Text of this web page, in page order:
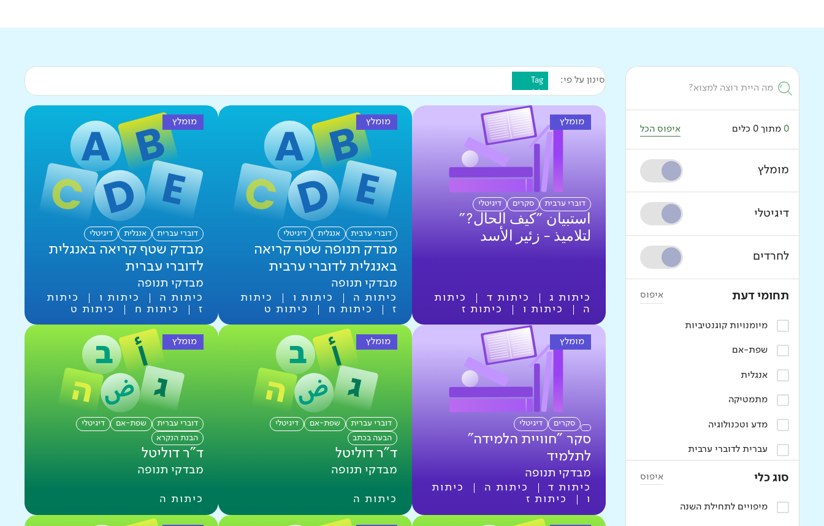
0 מתוך 0 כלים איפוס הכל
מומלץ
דיגיטלי
לחרדים
תחומי דעת איפוס
מיומנויות קוגנטיביות
שפת-אם
אנגלית
מתמטיקה
מדע וטכנולוגיה
עברית לדוברי ערבית
סקרים
סוג כלי איפוס
מיפויים לתחילת השנה
סינון על פי: Tag
דוברי ערבית סקרים דיגיטלי
استبيان "كيف الحال?"
لتلاميذ - زئير الأسد
כיתות ג כיתות ד
כיתות
ה
כיתות ו כיתות ז
מומלץ
דוברי ערבית אנגלית דיגיטלי
מבדק תנופה שטף קריאה
באנגלית לדוברי ערבית
מבדקי תנופה
כיתות ה כיתות ו
כיתות
ז
כיתות ח כיתות ט
מומלץ
דוברי עברית אנגלית דיגיטלי
מבדק שטף קריאה באנגלית
לדוברי עברית
מבדקי תנופה
כיתות ה כיתות ו
כיתות
ז
כיתות ח כיתות ט
מומלץ
סקרים דיגיטלי
סקר "חוויית הלמידה"
לתלמיד
מבדקי תנופה
כיתות ד כיתות ה
כיתות
ו
כיתות ז
מומלץ
דוברי עברית שפת-אם
דיגיטלי
הבעה בכתב
ד"ר דוליטל
מבדקי תנופה
כיתות ה
מומלץ
דוברי עברית שפת-אם
דיגיטלי
הבנת הנקרא
ד"ר דוליטל
מבדקי תנופה
כיתות ה
מומלץ